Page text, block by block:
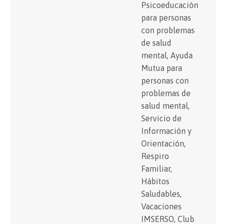
Psicoeducación
para personas
con problemas
de salud
mental, Ayuda
Mutua para
personas con
problemas de
salud mental,
Servicio de
Información y
Orientación,
Respiro
Familiar,
Hábitos
Saludables,
Vacaciones
IMSERSO, Club